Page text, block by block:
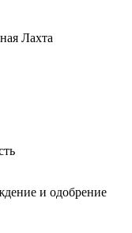
Лахта
и одобрение